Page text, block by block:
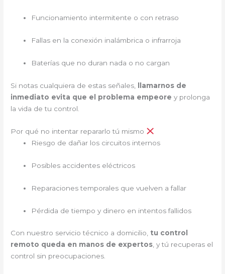
Funcionamiento intermitente o con retraso
Fallas en la conexión inalámbrica o infrarroja
Baterías que no duran nada o no cargan
Si notas cualquiera de estas señales,
llamarnos de
inmediato evita que el problema empeore y prolonga
la vida de tu control.
Por qué no intentar repararlo tú mismo
Riesgo de dañar los circuitos internos
Posibles accidentes eléctricos
Reparaciones temporales que vuelven a fallar
Pérdida de tiempo y dinero en intentos fallidos
Con nuestro servicio técnico a domicilio, tu control
remoto queda en manos de expertos, y tú recuperas el
control sin preocupaciones.